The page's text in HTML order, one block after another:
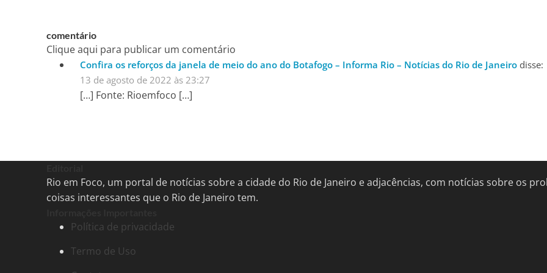
comentário
Clique aqui para publicar um comentário
Confira os reforços da janela de meio do ano do Botafogo – Informa Rio – Notícias do Rio de Janeiro disse:
13 de agosto de 2022 às 23:27
[…] Fonte: Rioemfoco […]
Rio em Foco, um portal de notícias sobre a cidade do Rio de Janeiro e adjacências, com notícias sobre os
coisas interessantes que o Rio de Janeiro tem.
Política de privacidade
Termo de Uso